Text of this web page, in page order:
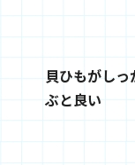
貝ひもがし
ぶと良い